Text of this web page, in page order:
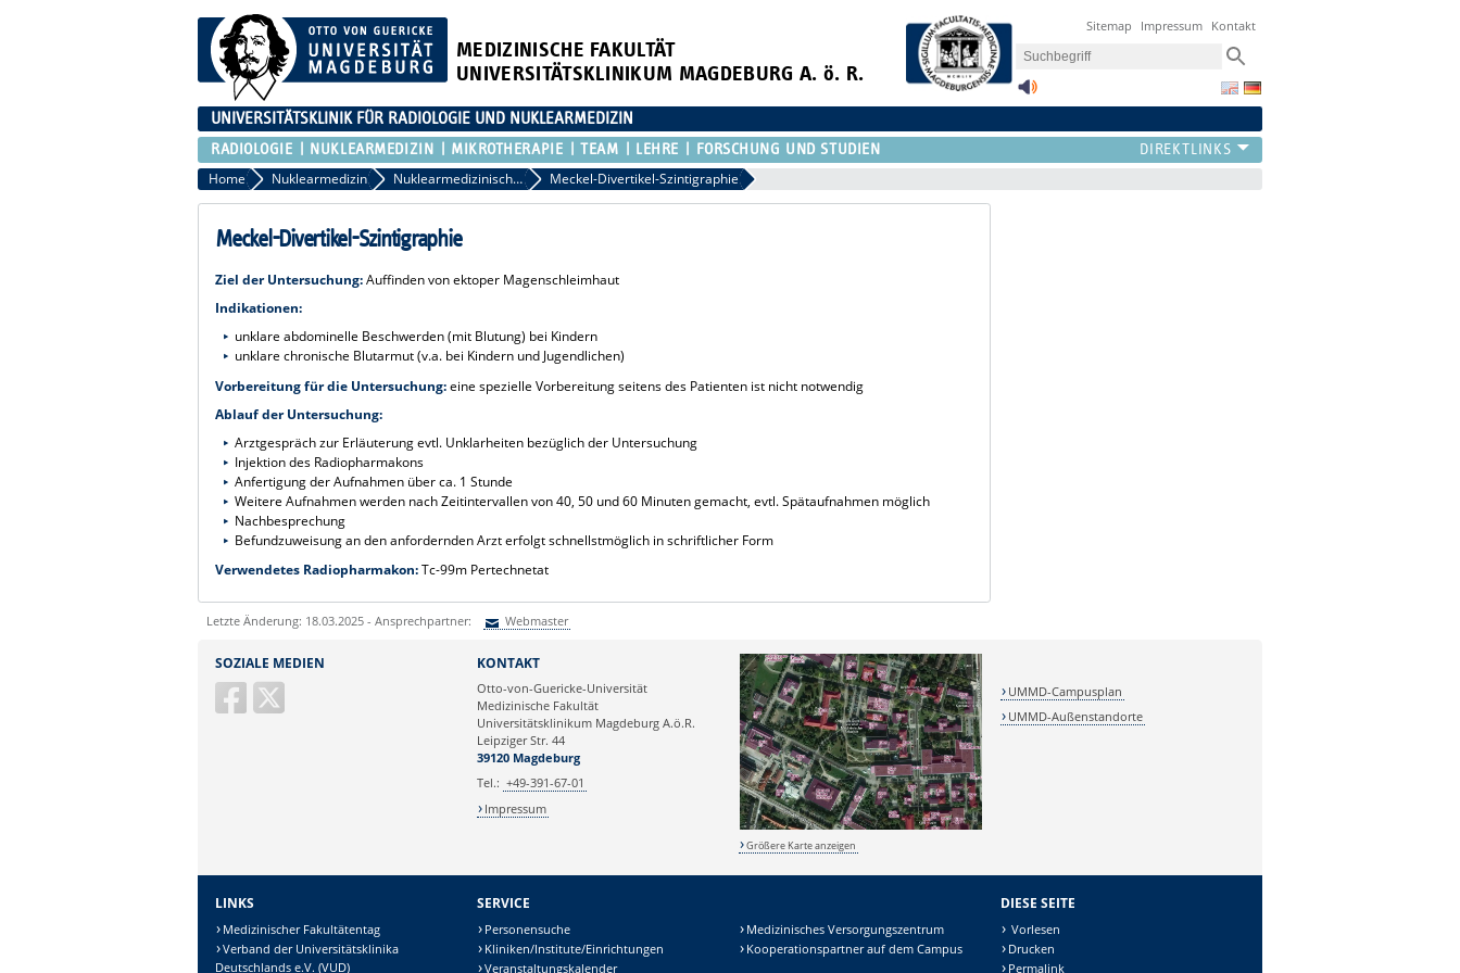
MEDIZINISCHE FAKULTÄT
UNIVERSITÄTSKLINIKUM MAGDEBURG A. ö. R.
Sitemap Impressum Kontakt
UNIVERSITÄTSKLINIK FÜR RADIOLOGIE UND NUKLEARMEDIZIN
RADIOLOGIE NUKLEARMEDIZIN MIKROTHERAPIE TEAM LEHRE FORSCHUNG UND STUDIEN
Home Nuklearmedizin Nuklearmedizinische Diagnostik Meckel-Divertikel-Szintigraphie
Meckel-Divertikel-Szintigraphie
Ziel der Untersuchung:Auffinden von ektoper Magenschleimhaut
Indikationen:
unklare abdominelle Beschwerden (mit Blutung) bei Kindern
unklare chronische Blutarmut (v.a. bei Kindern und Jugendlichen)
Vorbereitung für die Untersuchung:eine spezielle Vorbereitung seitens des Patienten ist nicht notwendig
Ablauf der Untersuchung:
Arztgespräch zur Erläuterung evtl. Unklarheiten bezüglich der Untersuchung
Injektion des Radiopharmakons
Anfertigung der Aufnahmen über ca. 1 Stunde
Weitere Aufnahmen werden nach Zeitintervallen von 40, 50 und 60 Minuten gemacht, evtl. Spätaufnahmen möglich
Nachbesprechung
Befundzuweisung an den anfordernden Arzt erfolgt schnellstmöglich in schriftlicher Form
Verwendetes Radiopharmakon:Tc-99m Pertechnetat
Letzte Änderung: 18.03.2025 - Ansprechpartner: Webmaster
Ihre E-Mailadresse:
SOZIALE MEDIEN KONTAKT
Otto-von-Guericke-Universität
Medizinische Fakultät
Universitätsklinikum Magdeburg A.ö.R.
Leipziger Str. 44
39120 Magdeburg
Tel.: +49-391-67-01
Impressum
Größere Karte anzeigen
UMMD-Campusplan
UMMD-Außenstandorte
LINKS
Medizinischer Fakultätentag
Verband der Universitätsklinika
Deutschlands e.V. (VUD)
SERVICE
Personensuche
Kliniken/Institute/Einrichtungen
Veranstaltungskalender
Medizinisches Versorgungszentrum
Kooperationspartner auf dem Campus
DIESE SEITE
Vorlesen
Drucken
Permalink